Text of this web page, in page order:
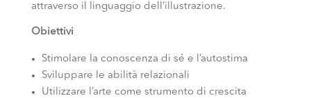
attraverso il linguaggio dell’illustrazione.
Obiettivi
Stimolare la conoscenza di sé e l’autostima
Sviluppare le abilità relazionali
Utilizzare l’arte come strumento di crescita